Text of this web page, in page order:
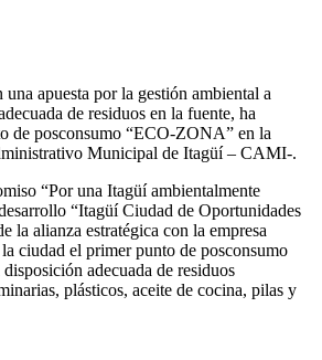
apuesta por la gestión ambiental a
de residuos en la fuente, ha
de posconsumo “ECO-ZONA” en la
Municipal de Itagüí – CAMI-.
“Por una Itagüí ambientalmente
“Itagüí Ciudad de Oportunidades
la alianza estratégica con la empresa
ciudad el primer punto de posconsumo
adecuada de residuos
plásticos, aceite de cocina, pilas y